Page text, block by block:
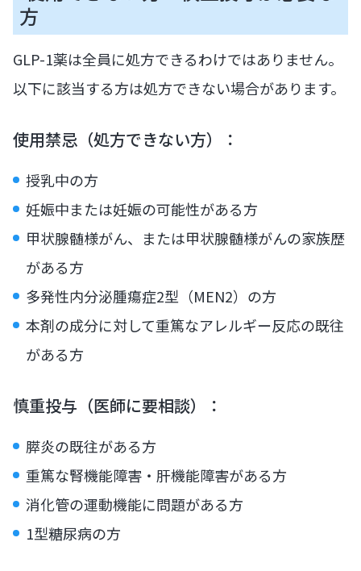
方
GLP-1薬は全員に処方できるわけではありません。
以下に該当する方は処方できない場合があります。
使用禁忌（処方できない方）：
授乳中の方
妊娠中または妊娠の可能性がある方
甲状腺髄様がん、または甲状腺髄様がんの家族歴
がある方
多発性内分泌腫瘍症2型（MEN2）の方
本剤の成分に対して重篤なアレルギー反応の既往
がある方
慎重投与（医師に要相談）：
膵炎の既往がある方
重篤な腎機能障害・肝機能障害がある方
消化管の運動機能に問題がある方
1型糖尿病の方